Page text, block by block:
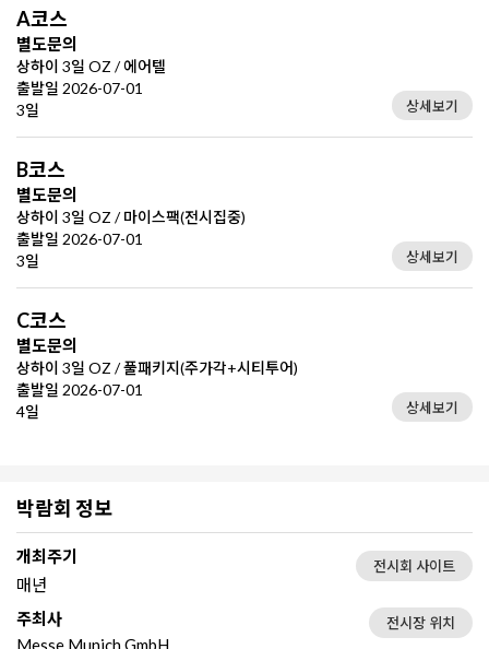
A코스
별도문의
상하이 3일 OZ / 에어텔
출발일 2026-07-01
3일
상세보기
B코스
별도문의
상하이 3일 OZ / 마이스팩(전시집중)
출발일 2026-07-01
3일
상세보기
C코스
별도문의
상하이 3일 OZ / 풀패키지(주가각+시티투어)
출발일 2026-07-01
4일
상세보기
박람회 정보
개최주기
매년
전시회 사이트
주최사
Messe Munich GmbH
전시장 위치